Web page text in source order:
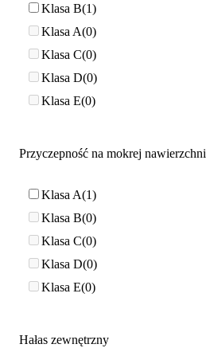
Klasa B 1
Klasa A 0
Klasa C 0
Klasa D 0
Klasa E 0
Przyczepność na mokrej nawierzchni
Klasa A 1
Klasa B 0
Klasa C 0
Klasa D 0
Klasa E 0
Hałas zewnętrzny